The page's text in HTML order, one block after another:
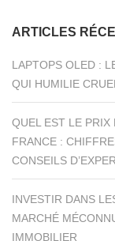
ARTICLES
LAPTOPS OLED :
QUI HUMILIE
QUEL EST LE PRIX
FRANCE :
CONSEILS
INVESTIR DANS
MARCHÉ
IMMOBILIER